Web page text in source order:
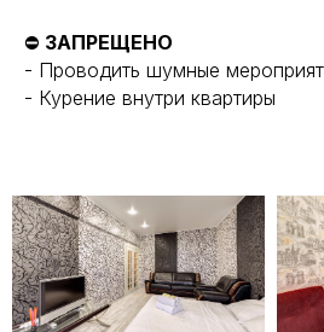
⛔ ЗАПРЕЩЕНО
- Проводить шумные
- Курение внутри квартиры